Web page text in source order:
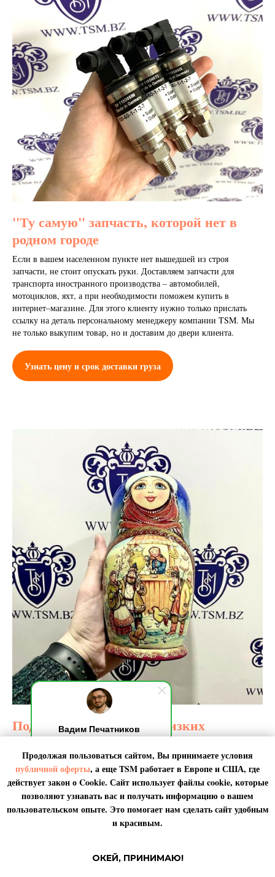
Вадим Печатников
обычно отвечаю за 10 секунд.
По любым вопросами пишите
мне. Я онлайн.
Продолжая пользоваться сайтом, Вы принимаете условия
публичной оферты, а еще TSM работает в ЕвропеиСША, где
действует закон о Cookie. Сайт использует файлы cookie, которые
позволяют узнавать вас и получать информацию о вашем
пользовательском опыте. Это помогает нам сделать сайт удобным
и красивым.
ОКЕЙ, ПРИНИМАЮ!
"Ту самую" запчасть, которой нет в
родном городе
Если в вашем населенном пункте нет вышедшей из строя
запчасти, не стоит опускать руки. Доставляем запчасти для
транспорта иностранного производства – автомобилей,
мотоциклов, яхт, а при необходимости поможем купить в
интернет–магазине. Для этого клиенту нужно только прислать
ссылку на деталь персональному менеджеру компании TSM. Мы
не только выкупим товар, но и доставим до двери клиента.
Узнать цену и срок доставки груза
Подарки для родных и близких
оставаться на связи, не забывать про дни рождения и памятные
даты. Радуйте самых важных людей даже за тысячи километров и
на другом континенте. Доставляем товары известных брендов,
сувениры, а также мед, икру в подарок.
Узнать цену и срок доставки подарков